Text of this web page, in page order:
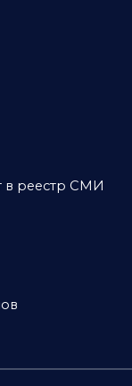
в реестр СМИ